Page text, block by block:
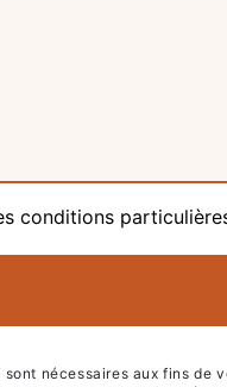
conditions
nécessaires aux fins